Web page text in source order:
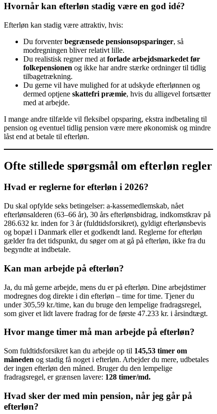
Hvornår kan efterløn stadig være en god idé?
Efterløn kan stadig være attraktiv, hvis:
Du forventerbegrænsede pensionsopsparinger, så
modregningen bliver relativt lille.
Du realistisk regner med at forlade arbejdsmarkedet før
folkepensionen og ikke har andre stærke ordninger til tidlig
tilbagetrækning.
Du gerne vil have mulighed for at udskyde efterlønnen og
dermed optjene skattefri præmie, hvis du alligevel fortsætter
med at arbejde.
I mange andre tilfælde vil fleksibel opsparing, ekstra indbetaling til
pension og eventuel tidlig pension være mere økonomisk og mindre
låst end at betale til efterløn.
Ofte stillede spørgsmål om efterløn regler
Hvad er reglerne for efterløn i 2026?
Du skal opfylde seks betingelser: a-kassemedlemskab, nået
efterlønsalderen (63–66 år), 30 års efterlønsbidrag, indkomstkrav på
286.632 kr. inden for 3 år (fuldtidsforsikret), gyldigt efterlønsbevis
og bopæl i Danmark eller et godkendt land. Reglerne for efterløn
gælder fra det tidspunkt, du søger om at gå på efterløn, ikke fra du
begyndte at indbetale.
Kan man arbejde på efterløn?
Ja, du må gerne arbejde, mens du er på efterløn. Dine arbejdstimer
modregnes dog direkte i din efterløn – time for time. Tjener du
under 305,59 kr./time, kan du bruge den lempelige fradragsregel,
som giver et lidt lavere fradrag for de første 47.233 kr. i årsindtægt.
Hvor mange timer må man arbejde på efterløn?
Som fuldtidsforsikret kan du arbejde op til 145,53 timer om
måneden og stadig få noget i efterløn. Arbejder du mere, udbetales
der ingen efterløn den måned. Bruger du den lempelige
fradragsregel, er grænsen lavere: 128 timer/md.
Hvad sker der med min pension, når jeg går på
efterløn?